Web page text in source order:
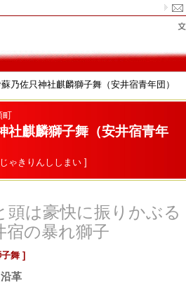
乃佐只神社麒麟獅子舞（安井宿青年団）
社麒麟獅子舞（安井宿青年
ゃきりんししまい ]
頭は豪快に振りかぶる
宿の暴れ獅子
舞 ]
革